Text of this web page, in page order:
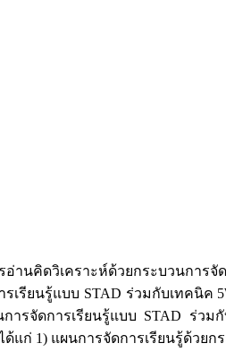
นคิดวิเคราะห์ด้วยกระบวนการ
เรียนรู้แบบ STAD ร่วมกับเทคนิ
รจัดการเรียนรู้แบบ STAD ร่ว
ก่ 1) แผนการจัดการเรียนรู้ด้วย